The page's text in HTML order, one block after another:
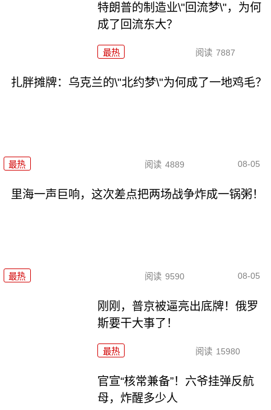
特朗普的制造业\"回流梦\"，为何
成了回流东大？
最热 阅读 7887
扎胖摊牌：乌克兰的\"北约梦\"为何成了一地鸡毛？
最热 阅读 4889 08-05
里海一声巨响，这次差点把两场战争炸成一锅粥！
最热 阅读 9590 08-05
刚刚，普京被逼亮出底牌！俄罗
斯要干大事了！
最热 阅读 15980
官宣“核常兼备”！六爷挂弹反航
母，炸醒多少人